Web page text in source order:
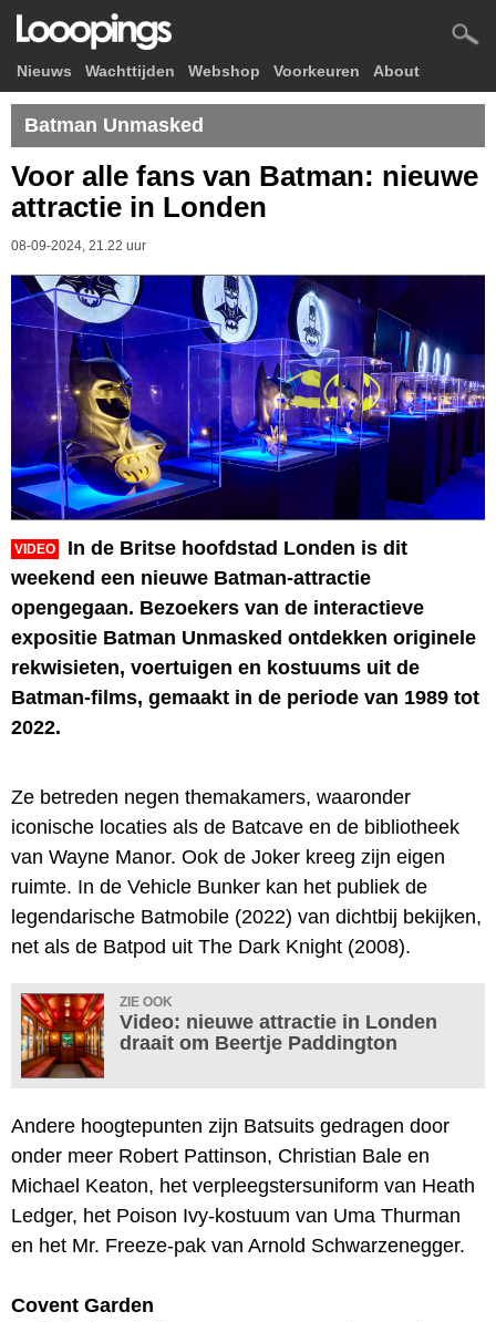
Nieuws Wachttijden Webshop Voorkeuren About
Batman Unmasked
Voor alle fans van Batman: nieuwe
attractie in Londen
08-09-2024, 21.22 uur
VIDEO
In de Britse hoofdstad Londen is dit
weekend een nieuwe Batman-attractie
opengegaan. Bezoekers van de interactieve
expositie Batman Unmasked ontdekken originele
rekwisieten, voertuigen en kostuums uit de
Batman-films, gemaakt in de periode van 1989 tot
2022.
Ze betreden negen themakamers, waaronder
iconische locaties als de Batcave en de bibliotheek
van Wayne Manor. Ook de Joker kreeg zijn eigen
ruimte. In de Vehicle Bunker kan het publiek de
legendarische Batmobile (2022) van dichtbij bekijken,
net als de Batpod uit The Dark Knight (2008).
ZIE OOK
Video: nieuwe attractie in Londen
draait om Beertje Paddington
Andere hoogtepunten zijn Batsuits gedragen door
onder meer Robert Pattinson, Christian Bale en
Michael Keaton, het verpleegstersuniform van Heath
Ledger, het Poison Ivy-kostuum van Uma Thurman
en het Mr. Freeze-pak van Arnold Schwarzenegger.
Covent Garden